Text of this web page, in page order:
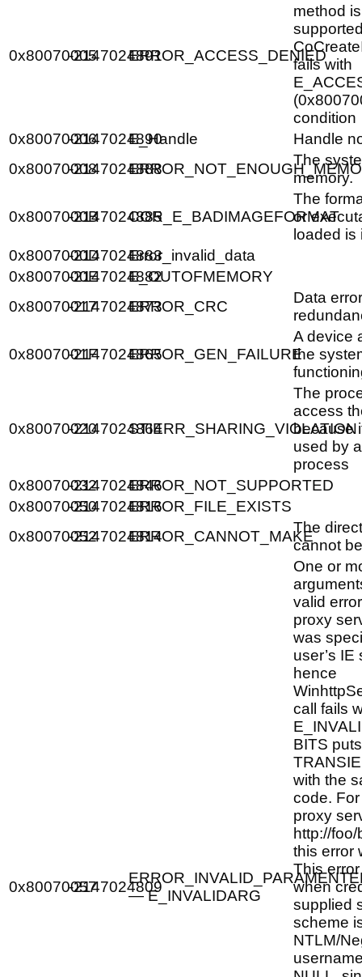
0x80070005-2147024891ERROR_ACCESS_DENIED
method
fails with
condition
0x80070006-2147024890E_Handle
Handle
0x80070008-2147024888
The
memory.
0x8007000B-2147024885COR_E_BADIMAGEFORMAT
The
or
loaded is
0x8007000D-2147024883Error_invalid_data
0x8007000E-2147024882E_OUTOFMEMORY
0x80070017-2147024873ERROR_CRC
Data
0x8007001F-2147024865ERROR_GEN_FAILURE
A device
the
0x80070020-2147024864STIERR_SHARING_VIOLATION
The
access
because
used by
process
0x80070032-2147024846ERROR_NOT_SUPPORTED
0x80070050-2147024816ERROR_FILE_EXISTS
0x80070052-2147024814ERROR_CANNOT_MAKE
The
cannot
0x80070057-2147024809
— E_INVALIDARG
One or
valid
proxy
was
user’s
hence
call fails
BITS
with the
code.
proxy
http://
this error
This
when
supplied
scheme
NTLM/